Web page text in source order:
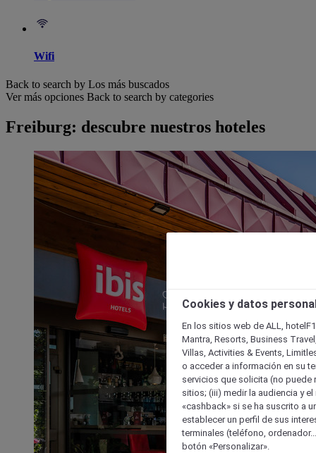
Wifi
Back to search by Los más buscados
Ver más opciones Back to search by categories
Freiburg: descubre nuestros hoteles
Cookies y datos
En los sitios web de ALL,
Mantra, Resorts, Business
Villas, Activities & Events,
o acceder a información en su
servicios que solicita (no puede
sitios; (iii) medir la audiencia y
«cashback» si se ha suscrito a
establecer un perfil de sus
terminales (teléfono,
botón «Personalizar».